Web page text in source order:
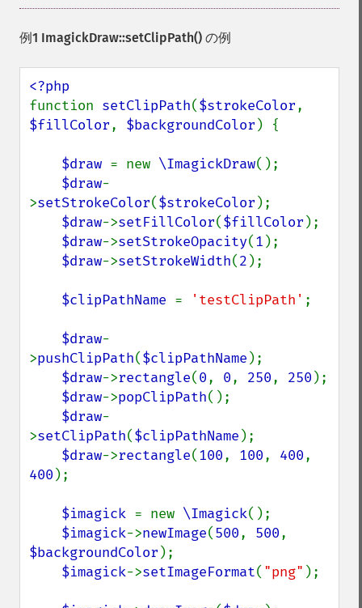
例1 ImagickDraw::setClipPath() の例
function setClipPath($strokeColor
$fillColor, $backgroundColor ) {
$draw = new \ImagickDraw();
$draw-
>setStrokeColor($strokeColor );
$draw->setFillColor($fillColor );
$draw->setStrokeOpacity(1 );
$draw->setStrokeWidth(2 );
$clipPathName = 'testClipPath' ;
$draw-
>pushClipPath($clipPathName );
$draw->rectangle(0, 0, 250, 250 );
$draw->popClipPath();
$draw-
>setClipPath($clipPathName );
$draw->rectangle(100, 100, 400
400 );
$imagick = new \Imagick();
$imagick->newImage(500, 500
$backgroundColor );
$imagick->setImageFormat( "png" );